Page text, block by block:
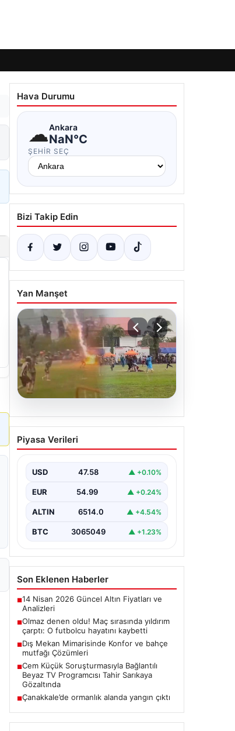
Hava Durumu
☁Ankara
NaN°C
ŞEHIR SEÇ
Bizi Takip Edin
Yan Manşet
05.08.2026
Olmaz denen oldu! Maç
sırasında yıldırım çarptı: O
Piyasa Verileri
USD 47.58 ▲ +0.10%
EUR 54.99 ▲ +0.24%
ALTIN 6514.0 ▲ +4.54%
BTC 3065049 ▲ +1.23%
Son Eklenen Haberler
■14 Nisan 2026 Güncel Altın Fiyatları ve
Analizleri
■Olmaz denen oldu! Maç sırasında yıldırım
çarptı: O futbolcu hayatını kaybetti
■Dış Mekan Mimarisinde Konfor ve bahçe
mutfağı Çözümleri
■Cem Küçük Soruşturmasıyla Bağlantılı
Beyaz TV Programcısı Tahir Sarıkaya
Gözaltında
■Çanakkale’de ormanlık alanda yangın çıktı